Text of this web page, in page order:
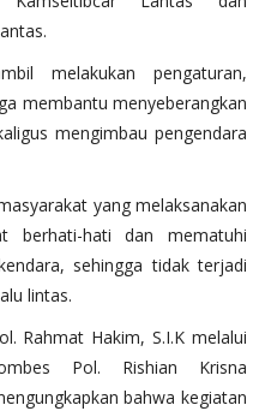
melakukan pengaturan,
membantu menyeberangkan
mengimbau pengendara
yang melaksanakan
berhati-hati dan mematuhi
sehingga tidak terjadi
lintas.
Rahmat Hakim, S.I.K melalui
Pol. Rishian Krisna
bahwa kegiatan